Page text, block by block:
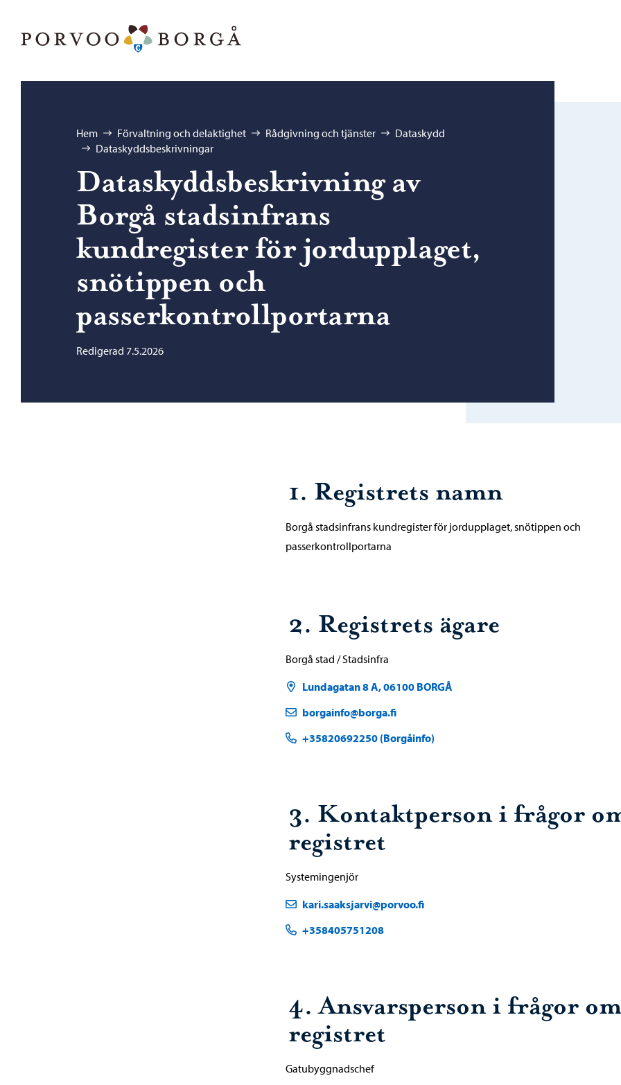
Bläddra:
Hem Förvaltning och delaktighet Rådgivning och tjänster
Dataskydd
Dataskyddsbeskrivningar
Dataskyddsbeskrivning av
Borgå stadsinfrans
kundregister för jordupplaget,
snötippen och
passerkontrollportarna
Redigerad 7.5.2026
1. Registrets namn
Borgå stadsinfrans kundregister för jordupplaget, snötippen och
passerkontrollportarna
2. Registrets ägare
Borgå stad / Stadsinfra
Lundagatan 8 A, 06100 BORGÅ
borgainfo@borga.fi
+35820692250 (Borgåinfo)
3. Kontaktperson i frågor
registret
Systemingenjör
kari.saaksjarvi@porvoo.fi
+358405751208
4. Ansvarsperson i frågor om
registret
Gatubyggnadschef